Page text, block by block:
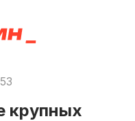
крупных